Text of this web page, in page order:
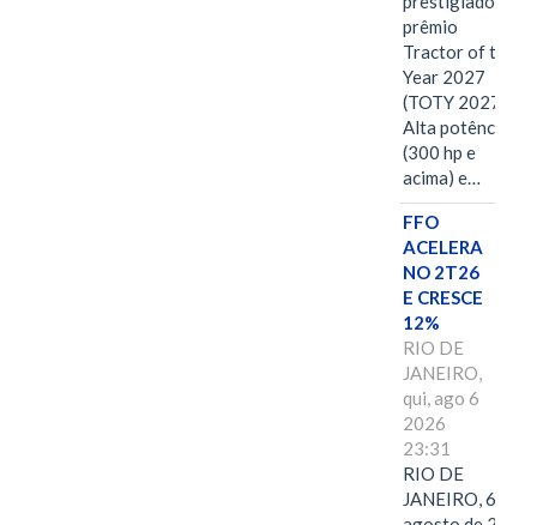
prêmio
Tractor of the
Year 2027
(TOTY 2027:
Alta potência
(300 hp e
acima) e…
FFO
ACELERA
NO 2T26
E CRESCE
12%
RIO DE
JANEIRO,
qui, ago 6
2026
23:31
RIO DE
JANEIRO, 6 de